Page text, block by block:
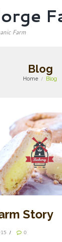
Farm
Blog
Home Blog
Story
0